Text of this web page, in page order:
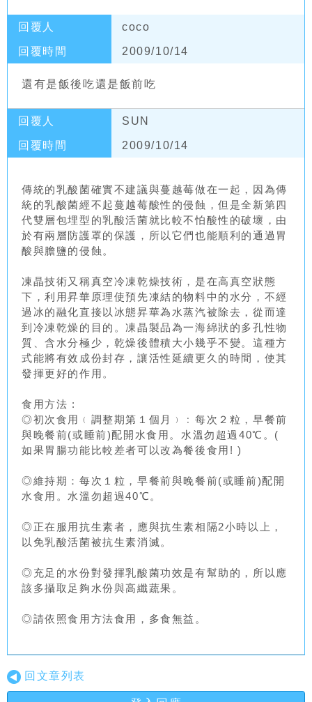
回覆人 coco
回覆時間 2009/10/14
還有是飯後吃還是飯前吃
回覆人 SUN
回覆時間 2009/10/14
傳統的乳酸菌確實不建議與蔓越莓做在一起，因為傳
統的乳酸菌經不起蔓越莓酸性的侵蝕，但是全新第四
代雙層包埋型的乳酸活菌就比較不怕酸性的破壞，由
於有兩層防護罩的保護，所以它們也能順利的通過胃
酸與膽鹽的侵蝕。
凍晶技術又稱真空冷凍乾燥技術，是在高真空狀態
下，利用昇華原理使預先凍結的物料中的水分，不經
過冰的融化直接以冰態昇華為水蒸汽被除去，從而達
到冷凍乾燥的目的。凍晶製品為一海綿狀的多孔性物
質、含水分極少，乾燥後體積大小幾乎不變。這種方
式能將有效成份封存，讓活性延續更久的時間，使其
發揮更好的作用。
食用方法 :
◎初次食用﹙調整期第１個月﹚﹕每次２粒，早餐前
與晚餐前(或睡前)配開水食用。水溫勿超過40℃。(
如果胃腸功能比較差者可以改為餐後食用! )
◎維持期：每次１粒，早餐前與晚餐前(或睡前)配開
水食用。水溫勿超過40℃。
◎正在服用抗生素者，應與抗生素相隔2小時以上，
以免乳酸活菌被抗生素消滅。
◎充足的水份對發揮乳酸菌功效是有幫助的，所以應
該多攝取足夠水份與高纖蔬果。
◎請依照食用方法食用，多食無益。
回文章列表